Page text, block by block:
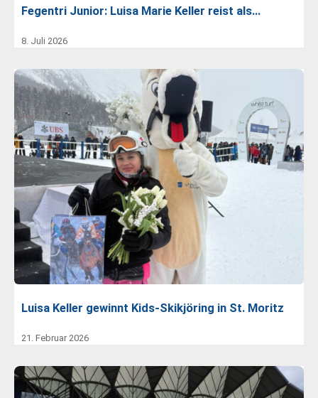
Fegentri Junior: Luisa Marie Keller reist als…
8. Juli 2026
Luisa Keller gewinnt Kids-Skikjöring in St. Moritz
21. Februar 2026